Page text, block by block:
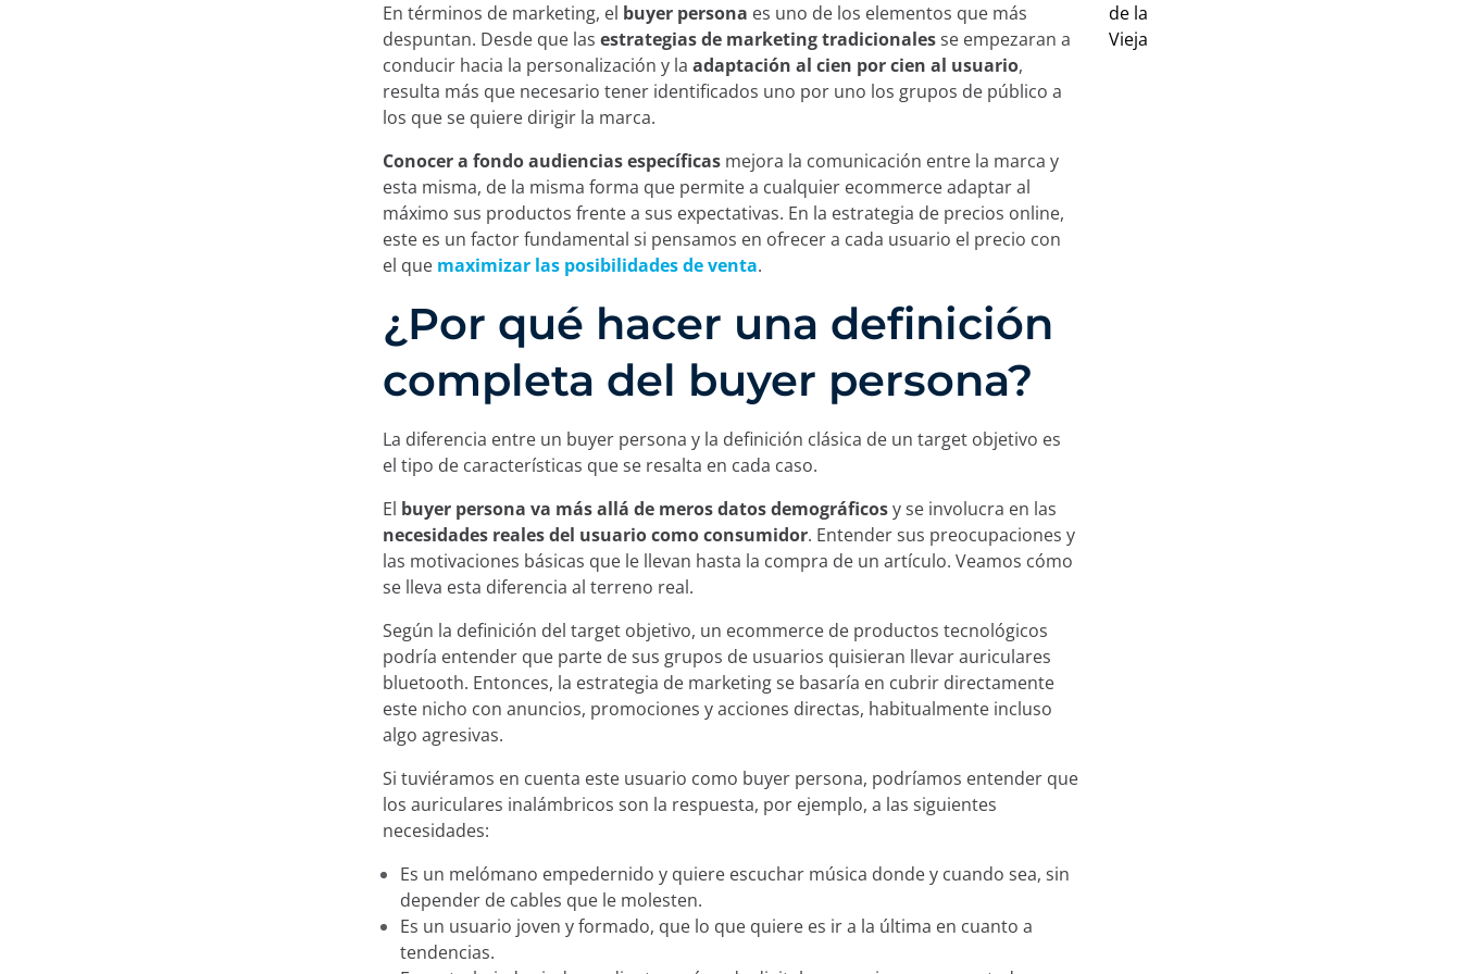
En términos de marketing, el buyer persona es uno de los elementos que más
despuntan. Desde que las estrategias de marketing tradicionalesse empezaran a
conducir hacia la personalización y la adaptación al cien por cien al usuario,
resulta más que necesario tener identificados uno por uno los grupos de público a
los que se quiere dirigir la marca.
Conocer a fondo audiencias específicas mejora la comunicación entre la marca y
esta misma, de la misma forma que permite a cualquier ecommerce adaptar al
máximo sus productos frente a sus expectativas. En la estrategia de precios online,
este es un factor fundamental si pensamos en ofrecer a cada usuario el precio con
el que maximizar las posibilidades de venta.
¿Por qué hacer una definición
completa del buyer persona?
La diferencia entre un buyer persona y la definición clásica de un target objetivo es
el tipo de características que se resalta en cada caso.
El buyer persona va más allá de meros datos demográficosy se involucra en las
necesidades reales del usuario como consumidor. Entender sus preocupaciones y
las motivaciones básicas que le llevan hasta la compra de un artículo. Veamos cómo
se lleva esta diferencia al terreno real.
Según la definición del target objetivo, un ecommerce de productos tecnológicos
podría entender que parte de sus grupos de usuarios quisieran llevar auriculares
bluetooth. Entonces, la estrategia de marketing se basaría en cubrir directamente
este nicho con anuncios, promociones y acciones directas, habitualmente incluso
algo agresivas.
Si tuviéramos en cuenta este usuario como buyer persona, podríamos entender que
los auriculares inalámbricos son la respuesta, por ejemplo, a las siguientes
necesidades:
Es un melómano empedernido y quiere escuchar música donde y cuando sea, sin
depender de cables que le molesten.
Es un usuario joven y formado, que lo que quiere es ir a la última en cuanto a
tendencias.